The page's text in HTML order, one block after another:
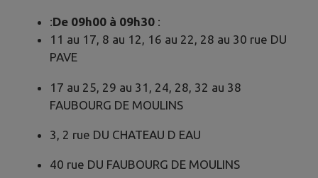
:De 09h00 à 09h30 :
11 au 17, 8 au 12, 16 au 22, 28 au 30 rue DU
PAVE
17 au 25, 29 au 31, 24, 28, 32 au 38
FAUBOURG DE MOULINS
3, 2 rue DU CHATEAU D EAU
40 rue DU FAUBOURG DE MOULINS